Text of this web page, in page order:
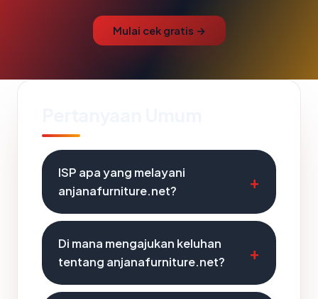
Mulai cek gratis →
ISP apa yang melayani
anjanafurniture.net?
Di mana mengajukan keluhan
tentang anjanafurniture.net?